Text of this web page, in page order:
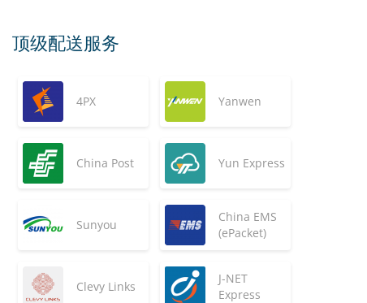
顶级配送服务
4PX Yanwen
China Post Yun Express
Sunyou
China EMS
(ePacket)
Clevy Links
J-NET
Express